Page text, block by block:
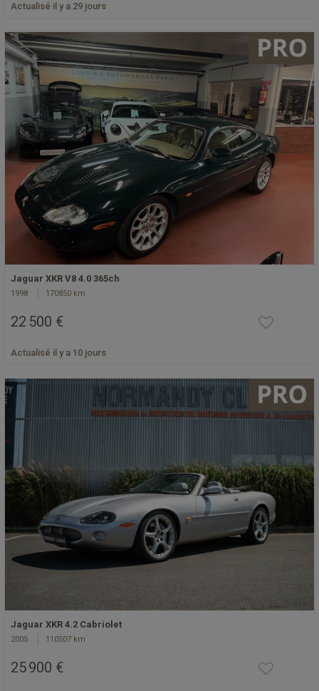
Actualisé il y a 29 jours
Jaguar XKR V8 4.0 365ch
1998 170850 km
22 500 €
Actualisé il y a 10 jours
Jaguar XKR 4.2 Cabriolet
2005 110507 km
25 900 €